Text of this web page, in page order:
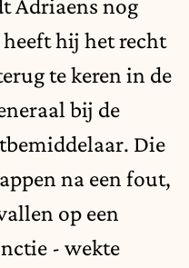
Adriaens nog
hij het recht
te keren in de
bij de
Die
na een fout,
op een
- wekte